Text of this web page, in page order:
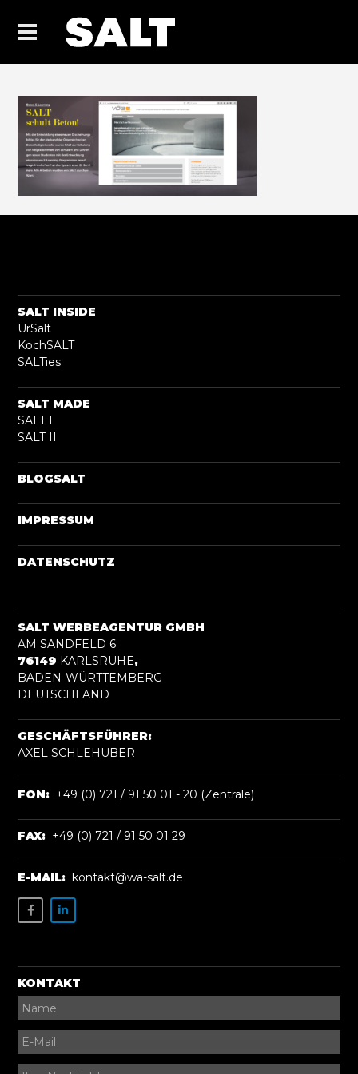
SALT INSIDE
UrSalt
KochSALT
SALTies
SALT MADE
SALT I
SALT II
BLOGSALT
IMPRESSUM
DATENSCHUTZ
SALT WERBEAGENTUR GMBH
AM SANDFELD 6
76149 KARLSRUHE,
BADEN-WÜRTTEMBERG
DEUTSCHLAND
GESCHÄFTSFÜHRER:
AXEL SCHLEHUBER
FON: +49 (0) 721 / 91 50 01 - 20 (Zentrale)
FAX: +49 (0) 721 / 91 50 01 29
E-MAIL: kontakt@wa-salt.de
KONTAKT